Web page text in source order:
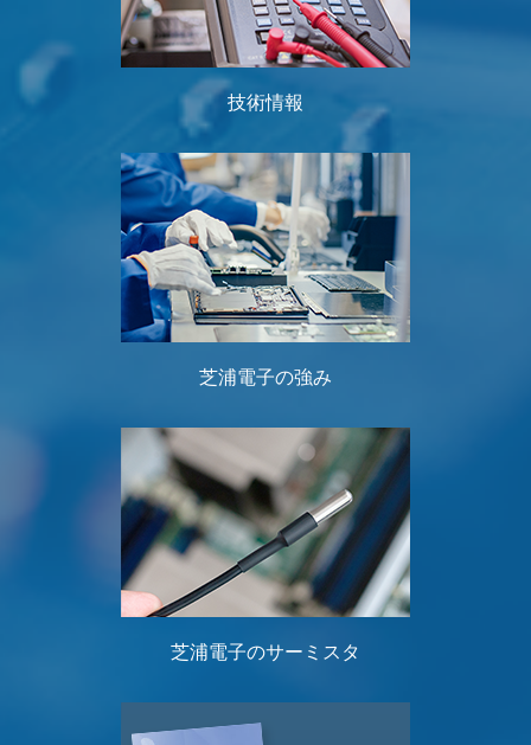
技術情報
芝浦電子の強み
芝浦電子のサーミスタ